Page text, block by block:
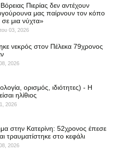
Πιερίας δεν αντέχουν
μας παίρνουν τον κόπο
μια νύχτα»
03, 2026
νεκρός στον Πέλεκα 79χρονος
2026
ορισμός, ιδιότητες) - Η
ηλίθιος
2026
στην Κατερίνη: 52χρονος έπεσε
τραυματίστηκε στο κεφάλι
2026